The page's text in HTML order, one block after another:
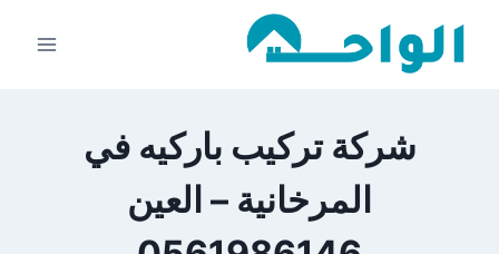
شركة تركيب باركيه في
المرخانية – العين